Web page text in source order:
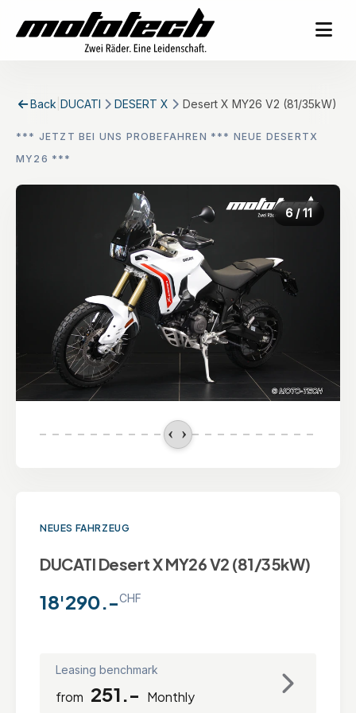
Back DUCATI DESERT X Desert X MY26 V2 (81/35kW)
*** JETZT BEI UNS PROBEFAHREN *** NEUE DESERTX
MY26 ***
6/ 11
NEUES FAHRZEUG
DUCATI Desert X MY26 V2 (81/35kW)
18'290.-CHF
Leasing benchmark
from 251.- Monthly